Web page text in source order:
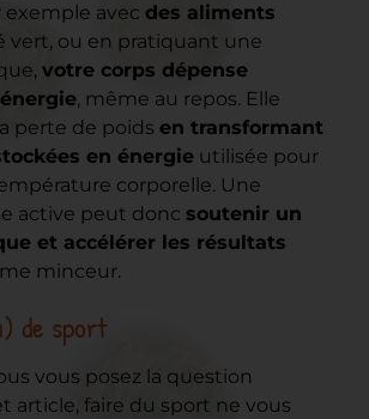
avec des aliments
vert, ou en pratiquant une
votre corps dépense
, même au repos. Elle
perte de poids en transformant
en énergie utilisée pour
corporelle. Une
active peut donc soutenir un
et accélérer les résultats
minceur.
de sport
vous posez la question
article, faire du sport ne vous